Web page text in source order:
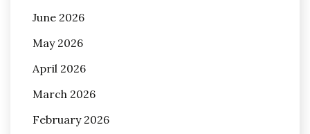
June 2026
May 2026
April 2026
March 2026
February 2026